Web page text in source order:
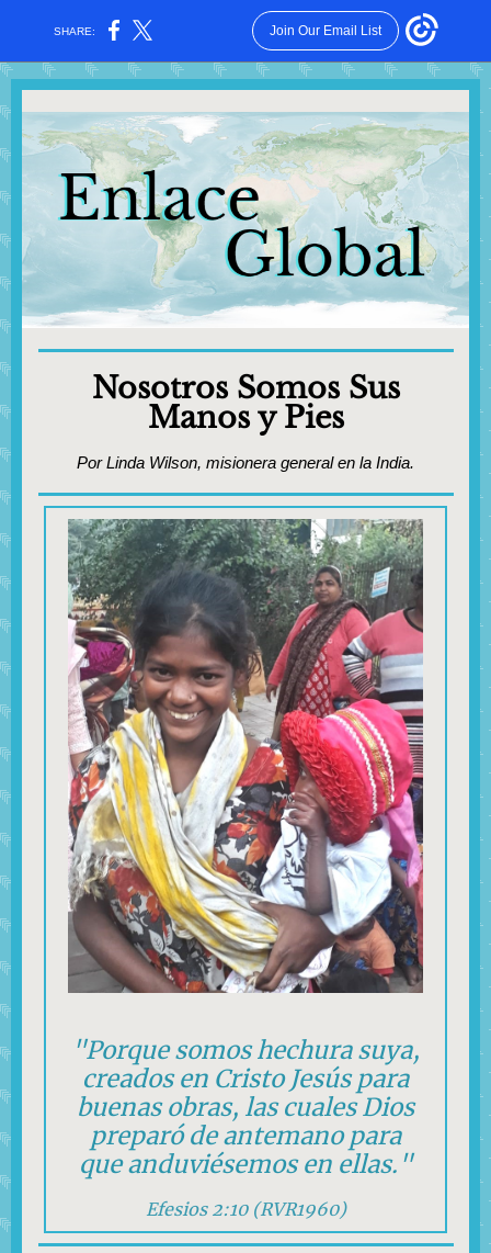
SHARE: Join Our Email List
Nosotros Somos Sus
Manos y Pies
Por Linda Wilson, misionera general en la India.
"Porque somos hechura suya,
creados en Cristo Jesús para
buenas obras, las cuales Dios
preparó de antemano para
que anduviésemos en ellas."
Efesios 2:10 (RVR1960)